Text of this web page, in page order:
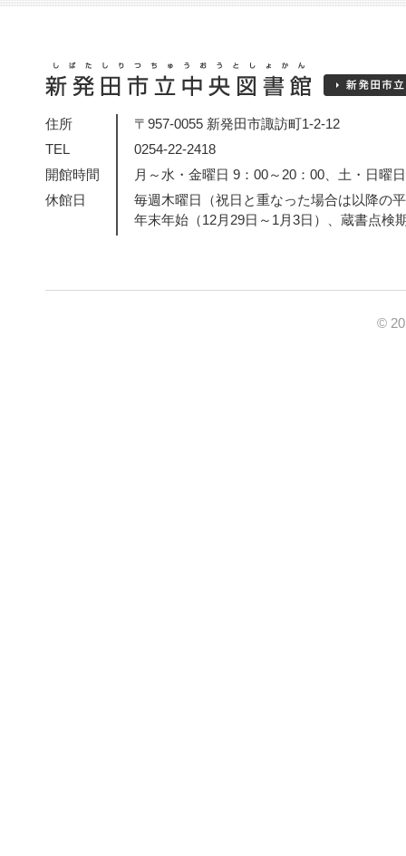
住所
〒957-0055 新発田市諏訪町1-2-12
TEL
0254-22-2418
開館時間
月～水・金曜日 9：00～20：00、土・日曜
休館日
毎週木曜日（祝日と重なった場合は以降の
年末年始（12月29日～1月3日）、蔵書点検
©